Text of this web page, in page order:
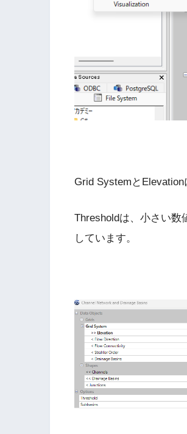
Grid SystemとElevation
Thresholdは、小さい数
しています。